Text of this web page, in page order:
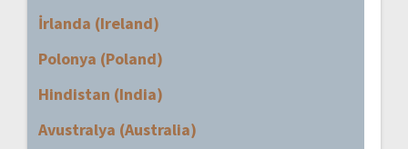
İrlanda (Ireland)
Polonya (Poland)
Hindistan (India)
Avustralya (Australia)